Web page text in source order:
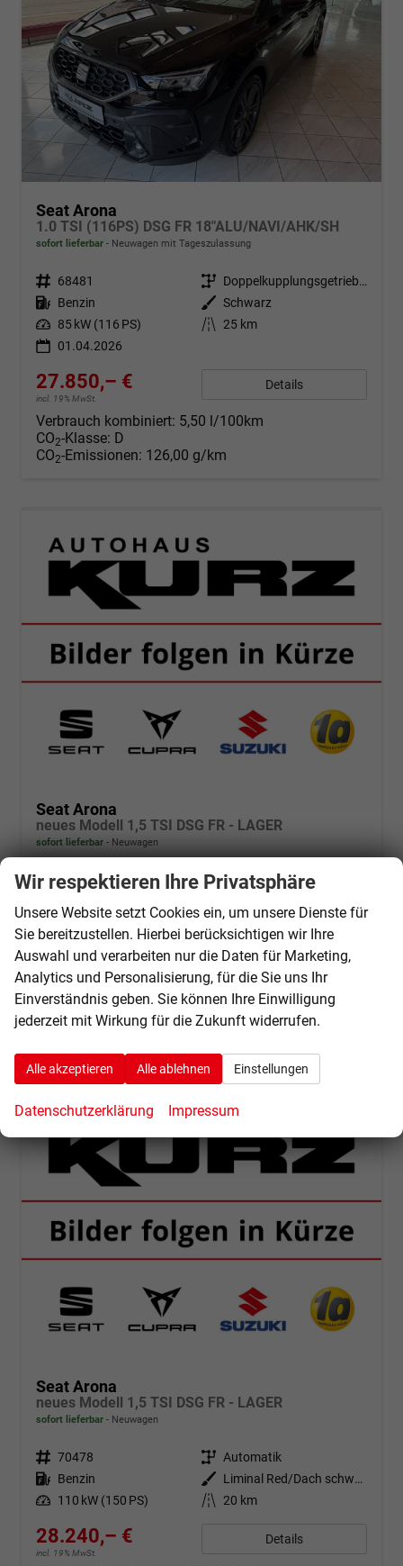
Seat Arona
1.0 TSI (116PS) DSG FR 18"ALU/NAVI/AHK/SH
sofort lieferbar Neuwagen mit Tageszulassung
Fahrzeugnr. 68481 Getriebe
Doppelkupplungsgetriebe (DSG)
Kraftstoff Benzin Außenfarbe Schwarz
Leistung 85 kW (116 PS) Kilometerstand 25 km
01.04.2026
27.850,– €
incl. 19% MwSt.
Details
Verbrauch kombiniert: 5,50 l/100km
CO2-Klasse: D
CO2-Emissionen: 126,00 g/km
Seat Arona
neues Modell 1,5 TSI DSG FR - LAGER
sofort lieferbar Neuwagen
Fahrzeugnr. 70477 Getriebe Automatik
20 km
28.240,– €
incl. 19% MwSt.
Details
Verbrauch kombiniert: 5,90 l/100km
CO2-Klasse: D
-Emissionen:133,00 g/km
Seat Arona
neues Modell 1,5 TSI DSG FR - LAGER
sofort lieferbar Neuwagen
Fahrzeugnr. 70478 Getriebe Automatik
Kraftstoff Benzin Außenfarbe
Liminal Red/Dach schwarz Metallic (S60E)
Leistung 110 kW (150 PS) Kilometerstand 20 km
28.240,– €
incl. 19% MwSt.
Details
Wir respektieren Ihre Privatsphäre
Unsere Website setzt Cookies ein, um unsere Dienste für
Sie bereitzustellen. Hierbei berücksichtigen wir Ihre
Auswahl und verarbeiten nur die Daten für Marketing,
Analytics und Personalisierung, für die Sie uns Ihr
Einverständnis geben. Sie können Ihre Einwilligung
jederzeit mit Wirkung für die Zukunft widerrufen.
Alle akzeptieren Alle ablehnen Einstellungen
Datenschutzerklärung Impressum